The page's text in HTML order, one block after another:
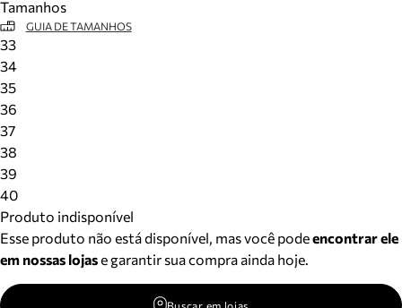
Tamanhos
GUIA DE TAMANHOS
33
34
35
36
37
38
39
40
Produto indisponível
Esse produto não está disponível, mas você podeencontrar ele
em nossas lojase garantir sua compra ainda hoje.
Buscar em lojas